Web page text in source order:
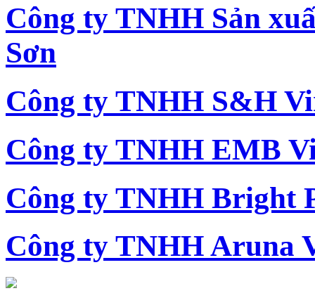
Công ty TNHH Sản
Sơn
Công ty TNHH S&H
Công ty TNHH EMB
Công ty TNHH Bright
Công ty TNHH Aruna